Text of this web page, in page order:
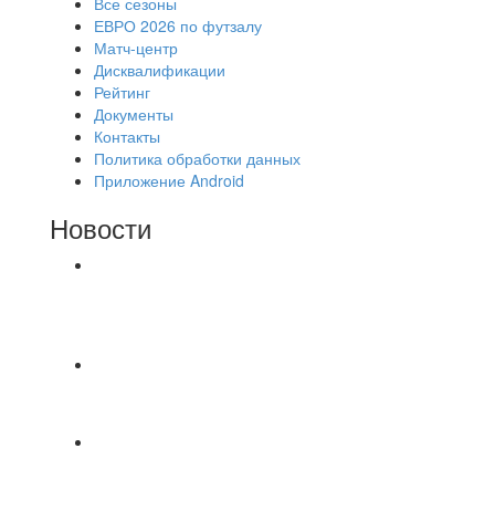
ЕВРО 2026 по футзалу
Матч-центр
Дисквалификации
Рейтинг
Документы
Контакты
Политика обработки данных
Приложение Android
Новости